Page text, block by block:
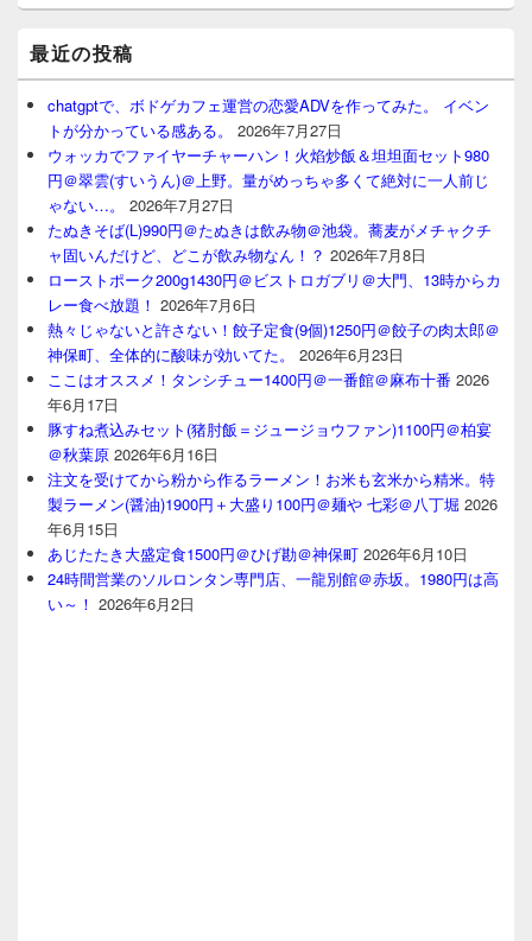
最近の投稿
chatgptで、ボドゲカフェ運営の恋愛ADVを作ってみた。 イベン
トが分かっている感ある。
2026年7月27日
ウォッカでファイヤーチャーハン！火焰炒飯＆坦坦面セット980
円＠翠雲(すいうん)＠上野。量がめっちゃ多くて絶対に一人前じ
ゃない…。
2026年7月27日
たぬきそば(L)990円＠たぬきは飲み物＠池袋。蕎麦がメチャクチ
ャ固いんだけど、どこが飲み物なん！？ 2026年7月8日
ローストポーク200g1430円＠ビストロガブリ＠大門、13時からカ
レー食べ放題！ 2026年7月6日
熱々じゃないと許さない！餃子定食(9個)1250円＠餃子の肉太郎＠
神保町、全体的に酸味が効いてた。
2026年6月23日
ここはオススメ！タンシチュー1400円＠一番館＠麻布十番 2026
年6月17日
豚すね煮込みセット(猪肘飯＝ジュージョウファン)1100円＠柏宴
＠秋葉原 2026年6月16日
注文を受けてから粉から作るラーメン！お米も玄米から精米。特
製ラーメン(醤油)1900円＋大盛り100円＠麺や 七彩＠八丁堀 2026
年6月15日
あじたたき大盛定食1500円＠ひげ勘＠神保町 2026年6月10日
24時間営業のソルロンタン専門店、一龍別館＠赤坂。1980円は高
い～！ 2026年6月2日